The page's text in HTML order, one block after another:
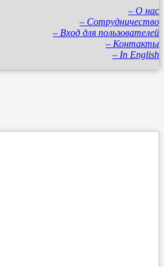
– О нас
– Сотрудничество
– Вход для пользователей
– Контакты
– In English